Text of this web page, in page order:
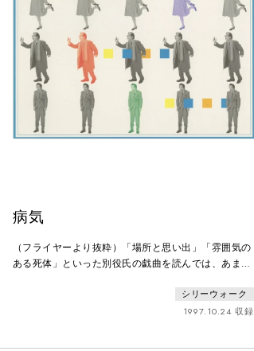
病気
（フライヤーより抜粋）「場所と思い出」「雰囲気の
ある死体」といった別役氏の戯曲を読んでは、あまり
恥ずかしい思いをしていた高校時代の私にとって、別
役実という人は”ナンセンス・コメディの巨匠”でし
シリーウォーク
1997.10.24 収録